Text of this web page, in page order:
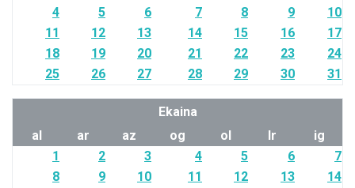
4
5 6 7 8 9
10
11
12 13 14 15 16
17
18
19 20 21 22 23
24
25
26 27 28 29 30 31
Ekaina
al
ar az og ol lr
ig
1
2 3 4 5 6
7
8
9 10 11 12 13
14